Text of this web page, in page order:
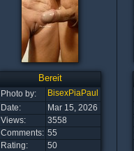
Bereit
Photo by:
BisexPiaPaul
Date:
Mar 15, 2026
Views:
3558
Comments: 55
Rating:
50